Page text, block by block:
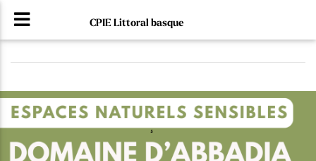
CPIE Littoral basque